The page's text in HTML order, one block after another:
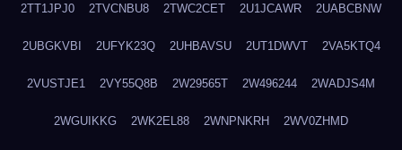
2TT1JPJ0 2TVCNBU8 2TWC2CET 2U1JCAWR 2UABCBNW
2UBGKVBI 2UFYK23Q 2UHBAVSU 2UT1DWVT 2VA5KTQ4
2VUSTJE1 2VY55Q8B 2W29565T 2W496244 2WADJS4M
2WGUIKKG 2WK2EL88 2WNPNKRH 2WV0ZHMD